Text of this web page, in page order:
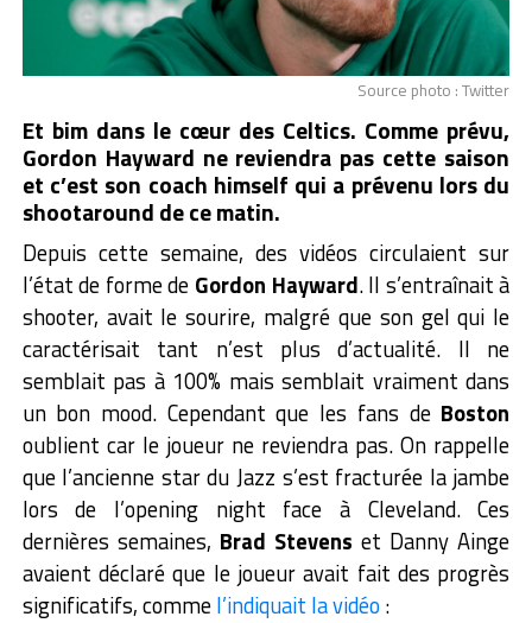
Source photo : Twitter
Et bim dans le cœur des Celtics. Comme prévu,
Gordon Hayward ne reviendra pas cette saison
et c’est son coach himself qui a prévenu lors du
shootaround de ce matin.
Depuis cette semaine, des vidéos circulaient sur
l’état de forme de Gordon Hayward. Il s’entraînait à
shooter, avait le sourire, malgré que son gel qui le
caractérisait tant n’est plus d’actualité. Il ne
semblait pas à 100% mais semblait vraiment dans
un bon mood. Cependant que les fans de Boston
oublient car le joueur ne reviendra pas. On rappelle
que l’ancienne star du Jazz s’est fracturée la jambe
lors de l’opening night face à Cleveland. Ces
dernières semaines, Brad Stevens et Danny Ainge
avaient déclaré que le joueur avait fait des progrès
significatifs, commel’indiquait la vidéo :